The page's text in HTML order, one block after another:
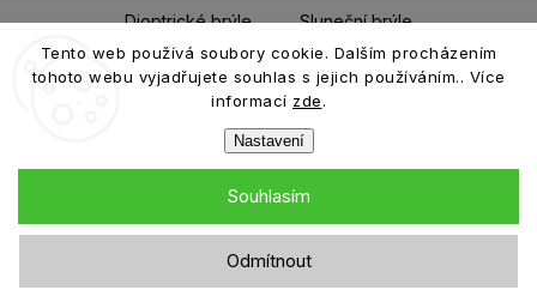
Tento web používá soubory cookie. Dalším procházením
tohoto webu vyjadřujete souhlas s jejich používáním.. Více
informací zde.
Nastavení
Odmítnout
Souhlasím
Dioptrické brýle
Sluneční brýle
Sportovní brýle
Kontaktní čočky
Roztoky a oční kapky
Copyright 2026eiffeloptic.cz. Všechna práva vyhrazena.